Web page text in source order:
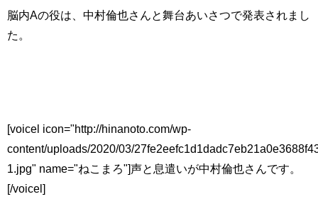
脳内Aの役は、中村倫也さんと舞台あいさつで発表されまし
た。
[voicel icon="http://hinanoto.com/wp-
content/uploads/2020/03/
1.jpg" name="ねこまろ"]声と息遣いが中村倫也さんです。
[/voicel]